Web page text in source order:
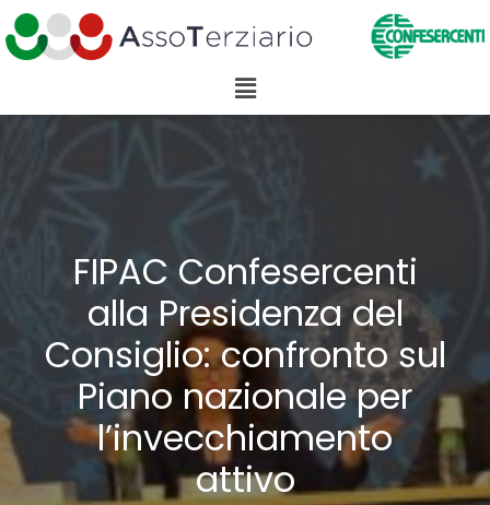
FIPAC Confesercenti
alla Presidenza del
Consiglio: confronto sul
Piano nazionale per
l’invecchiamento
attivo